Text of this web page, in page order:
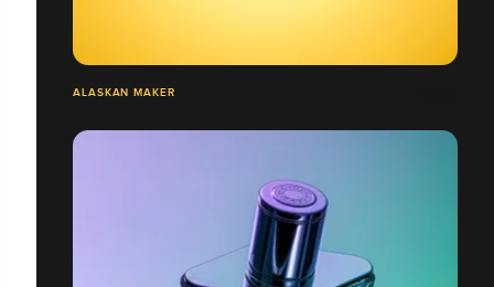
ALASKAN MAKER